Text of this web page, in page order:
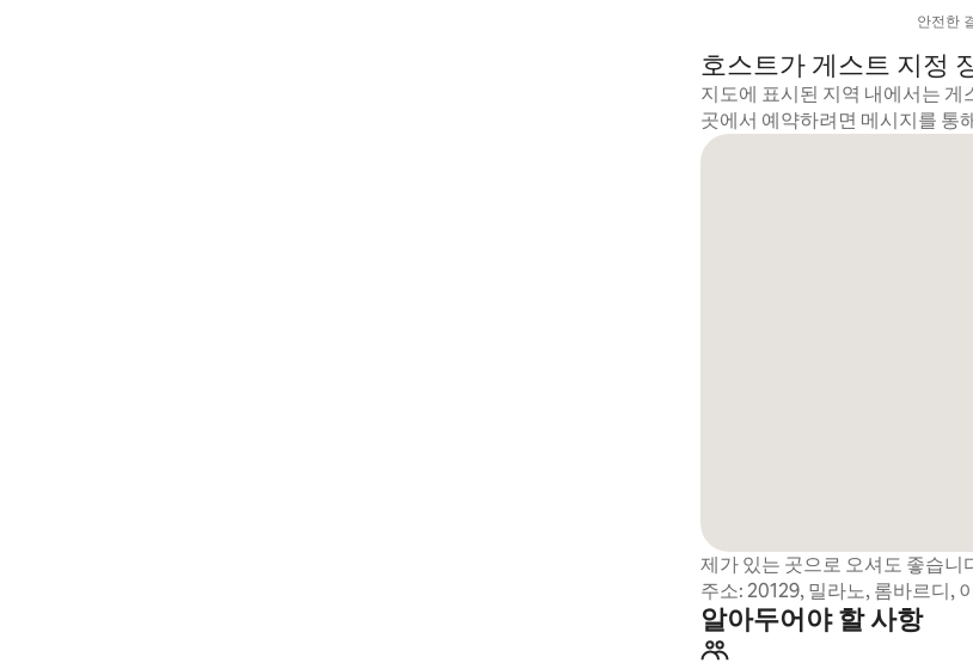
안전한
호스트가 게스트 지정
지도에 표시된 지역 내에서는 게
곳에서 예약하려면 메시지를 통
제가 있는 곳으로 오셔도 좋습니
주소: 20129, 밀라노, 롬바르디,
알아두어야 할 사항